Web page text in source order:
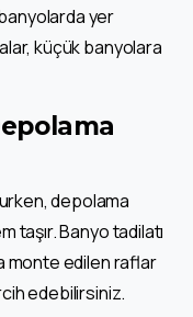
yer
küçük banyolara
depolama
taşır. Banyo tadilatı
monte edilen raflar
edebilirsiniz.